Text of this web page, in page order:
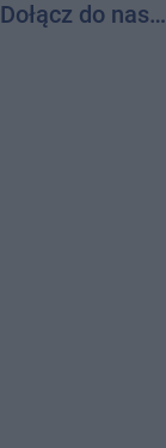
Dołącz do nas…